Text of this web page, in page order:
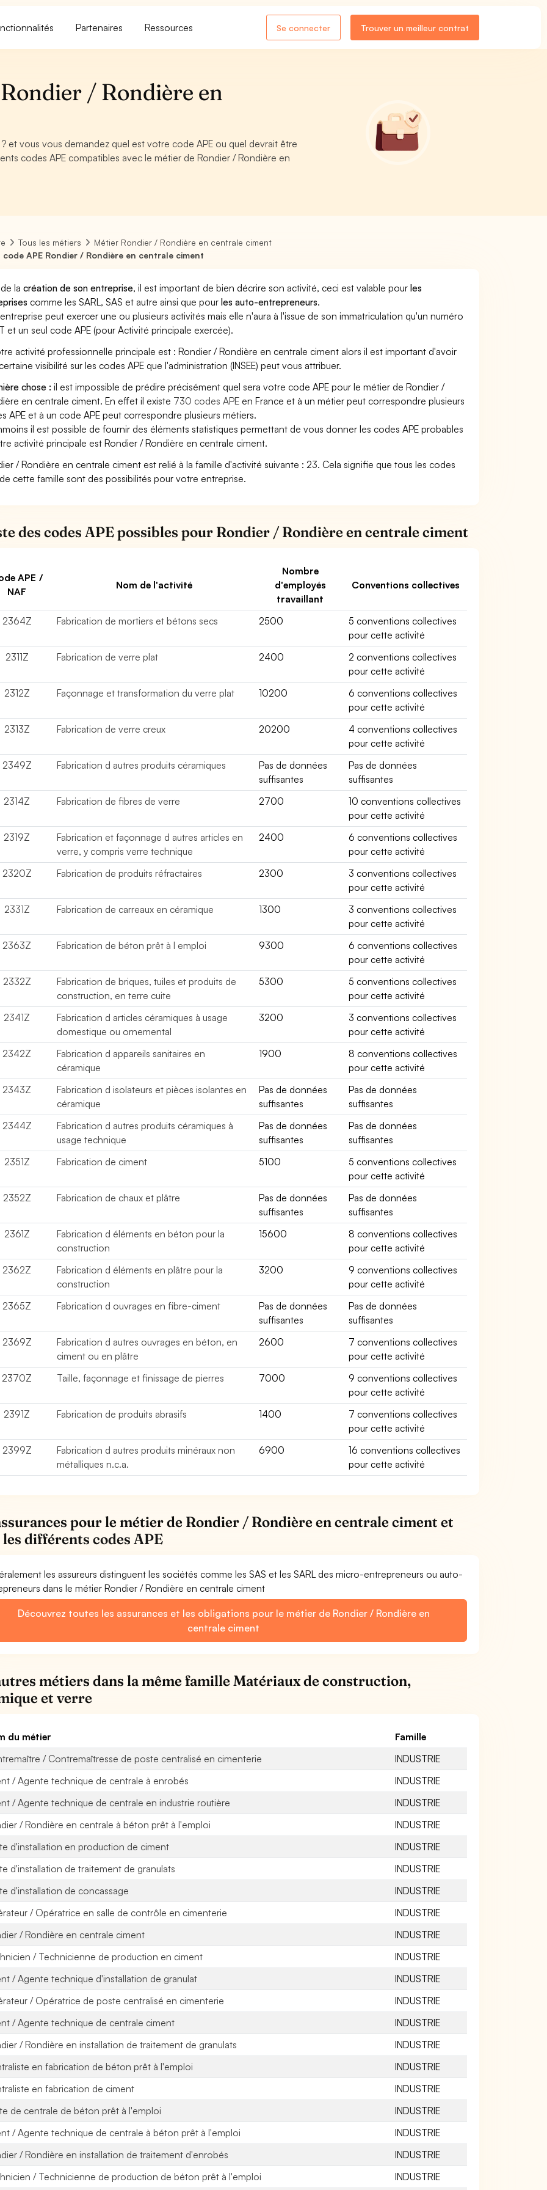
Partenaires Ressources Se connecter Trouver un meilleur contrat
/ Rondière en
et vous vous demandez quel est votre code APE ou quel devrait être
codes APE compatibles avec le métier de Rondier / Rondière en
Tous les métiers
Métier Rondier / Rondière en centrale ciment
code APE Rondier / Rondière en centrale ciment
lacréation de son entreprise, il est important de bien décrire son activité, ceci est valable pourles
comme les SARL, SAS et autre ainsi que pourles auto-entrepreneurs.
peut exercer une ou plusieurs activités mais elle n'aura à l'issue de son immatriculation qu'un numéro
et un seul code APE (pour Activité principale exercée).
activité professionnelle principale est : Rondier / Rondière en centrale ciment alors il est important d'avoir
visibilité sur les codes APE que l'administration (INSEE) peut vous attribuer.
chose : il est impossible de prédire précisément quel sera votre code APE pour le métier de Rondier /
en centrale ciment. En effet il existe 730 codes APE en France et à un métier peut correspondre plusieurs
APE et à un code APE peut correspondre plusieurs métiers.
il est possible de fournir des éléments statistiques permettant de vous donner les codes APE probables
activité principale est Rondier / Rondière en centrale ciment.
/ Rondière en centrale ciment est relié à la famille d'activité suivante : 23. Cela signifie que tous les codes
cette famille sont des possibilités pour votre entreprise.
des codes APE possibles pour Rondier / Rondière en centrale ciment
APE /
NAF
Nom de l'activité
Nombre
d'employés
travaillant
Conventions collectives
2364Z Fabrication de mortiers et bétons secs 2500
5 conventions collectives
pour cette activité
2311Z
Fabrication de verre plat 2400
2 conventions collectives
pour cette activité
2312Z
Façonnage et transformation du verre plat 10200
6 conventions collectives
pour cette activité
2313Z
Fabrication de verre creux 20200
4 conventions collectives
pour cette activité
2349Z
Fabrication d autres produits céramiques
Pas de données
suffisantes
Pas de données
suffisantes
2314Z
Fabrication de fibres de verre 2700
10 conventions collectives
pour cette activité
2319Z
Fabrication et façonnage d autres articles en
verre, y compris verre technique
2400
6 conventions collectives
pour cette activité
2320Z
Fabrication de produits réfractaires 2300
3 conventions collectives
pour cette activité
2331Z
Fabrication de carreaux en céramique 1300
3 conventions collectives
pour cette activité
2363Z
Fabrication de béton prêt à l emploi 9300
6 conventions collectives
pour cette activité
2332Z
Fabrication de briques, tuiles et produits de
construction, en terre cuite
5300
5 conventions collectives
pour cette activité
2341Z
Fabrication d articles céramiques à usage
domestique ou ornemental
3200
3 conventions collectives
pour cette activité
2342Z
Fabrication d appareils sanitaires en
céramique
1900
8 conventions collectives
pour cette activité
2343Z
Fabrication d isolateurs et pièces isolantes en
céramique
Pas de données
suffisantes
Pas de données
suffisantes
2344Z
Fabrication d autres produits céramiques à
usage technique
Pas de données
suffisantes
Pas de données
suffisantes
2351Z
Fabrication de ciment 5100
5 conventions collectives
pour cette activité
2352Z
Fabrication de chaux et plâtre
Pas de données
suffisantes
Pas de données
suffisantes
2361Z
Fabrication d éléments en béton pour la
construction
15600
8 conventions collectives
pour cette activité
2362Z
Fabrication d éléments en plâtre pour la
construction
3200
9 conventions collectives
pour cette activité
2365Z
Fabrication d ouvrages en fibre-ciment
Pas de données
suffisantes
Pas de données
suffisantes
2369Z
Fabrication d autres ouvrages en béton, en
ciment ou en plâtre
2600
7 conventions collectives
pour cette activité
2370Z
Taille, façonnage et finissage de pierres 7000
9 conventions collectives
pour cette activité
2391Z
Fabrication de produits abrasifs 1400
7 conventions collectives
pour cette activité
2399Z
Fabrication d autres produits minéraux non
métalliques n.c.a.
6900
16 conventions collectives
pour cette activité
pour le métier de Rondier / Rondière en centrale ciment et
différents codes APE
les assureurs distinguent les sociétés comme les SAS et les SARL des micro-entrepreneurs ou auto-
dans le métier Rondier / Rondière en centrale ciment
Découvrez toutes les assurances et les obligations pour le métier de Rondier / Rondière en
centrale ciment
métiers dans la même famille Matériaux de construction,
et verre
du métier
Famille
/ Contremaîtresse de poste centralisé en cimenterie
INDUSTRIE
/ Agente technique de centrale à enrobés
INDUSTRIE
/ Agente technique de centrale en industrie routière
INDUSTRIE
/ Rondière en centrale à béton prêt à l'emploi
INDUSTRIE
d'installation en production de ciment
INDUSTRIE
d'installation de traitement de granulats
INDUSTRIE
d'installation de concassage
INDUSTRIE
/ Opératrice en salle de contrôle en cimenterie
INDUSTRIE
/ Rondière en centrale ciment
INDUSTRIE
/ Technicienne de production en ciment
INDUSTRIE
/ Agente technique d'installation de granulat
INDUSTRIE
/ Opératrice de poste centralisé en cimenterie
INDUSTRIE
/ Agente technique de centrale ciment
INDUSTRIE
/ Rondière en installation de traitement de granulats
INDUSTRIE
en fabrication de béton prêt à l'emploi
INDUSTRIE
en fabrication de ciment
INDUSTRIE
de centrale de béton prêt à l'emploi
INDUSTRIE
/ Agente technique de centrale à béton prêt à l'emploi
INDUSTRIE
/ Rondière en installation de traitement d'enrobés
INDUSTRIE
/ Technicienne de production de béton prêt à l'emploi
INDUSTRIE